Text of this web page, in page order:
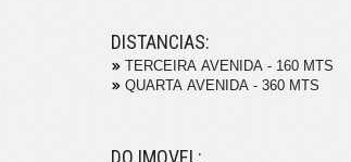
DISTANCIAS:
TERCEIRA AVENIDA - 160 MTS
QUARTA AVENIDA - 360 MTS